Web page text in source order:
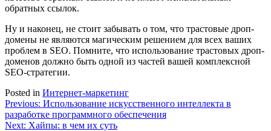
обратных ссылок.
Ну и наконец, не стоит забывать о том, что трастовые дроп-
домены не являются магическим решением для всех ваших
проблем в SEO. Помните, что использование трастовых дроп-
доменов должно быть одной из частей вашей комплексной
SEO-стратегии.
Posted in Интернет-маркетинг
Навигация
по
Previous: Использование искусственного интеллекта в
разработке программного обеспечения
Next: Хайпы: в чем их суть